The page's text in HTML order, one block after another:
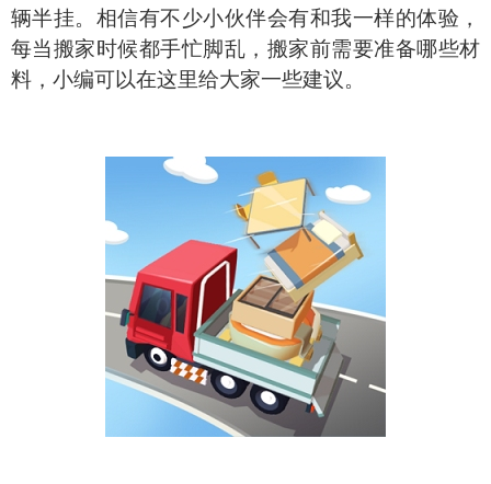
辆半挂。相信有不少小伙伴会有和我一样的体验，
每当搬家时候都手忙脚乱，搬家前需要准备哪些材
料，小编可以在这里给大家一些建议。